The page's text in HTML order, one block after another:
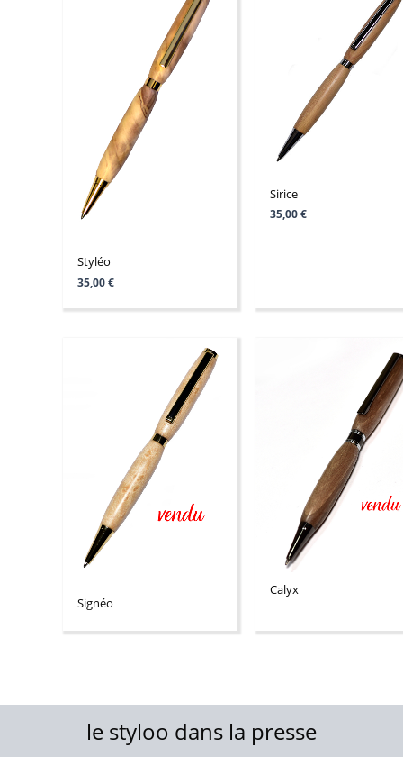
Styléo
35,00€
Sirice
35,00€
Signéo
Calyx
le styloo dans la presse